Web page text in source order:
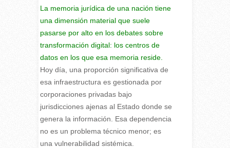
La memoria jurídica de una nación tiene
una dimensión material que suele
pasarse por alto en los debates sobre
transformación digital: los centros de
datos en los que esa memoria reside.
Hoy día, una proporción significativa de
esa infraestructura es gestionada por
corporaciones privadas bajo
jurisdicciones ajenas al Estado donde se
genera la información. Esa dependencia
no es un problema técnico menor; es
una vulnerabilidad sistémica.